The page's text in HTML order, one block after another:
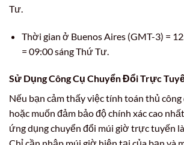
Tư.
Thời gian ở Buenos Aires (GMT-3) =
= 09:00 sáng Thứ Tư.
Sử Dụng Công Cụ Chuyển Đổi Trực
Nếu bạn cảm thấy việc tính toán thủ
hoặc muốn đảm bảo độ chính xác cao
ứng dụng chuyển đổi múi giờ trực tuyến